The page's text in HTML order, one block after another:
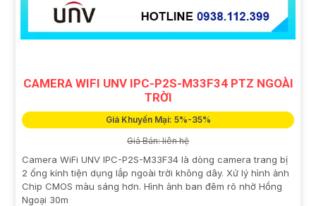
CAMERA WIFI UNV IPC-P2S-M33F34 PTZ NGOÀI
TRỜI
Giá Khuyến Mại: 5%-35%
Giá Bán: liên hệ
Camera WiFi UNV IPC-P2S-M33F34 là dòng camera trang bị
2 ống kính tiện dụng lắp ngoài trời không dây. Xử lý hình ảnh
Chip CMOS màu sáng hơn. Hình ảnh ban đêm rõ nhờ Hồng
Ngoại 30m